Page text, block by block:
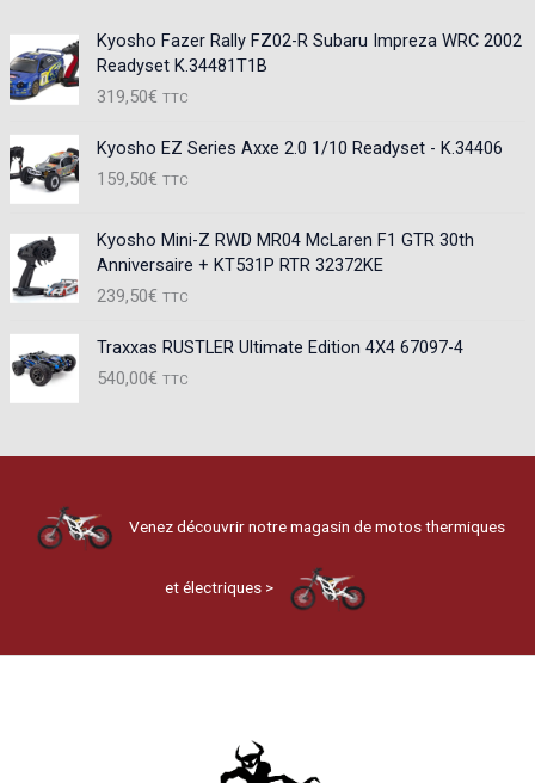
Kyosho Fazer Rally FZ02-R Subaru Impreza WRC 2002
Readyset K.34481T1B
319,50€ TTC
Kyosho EZ Series Axxe 2.0 1/10 Readyset - K.34406
159,50€ TTC
Kyosho Mini-Z RWD MR04 McLaren F1 GTR 30th
Anniversaire + KT531P RTR 32372KE
239,50€ TTC
Traxxas RUSTLER Ultimate Edition 4X4 67097-4
540,00€ TTC
Venez découvrir notre magasin de motos thermiques
et électriques >